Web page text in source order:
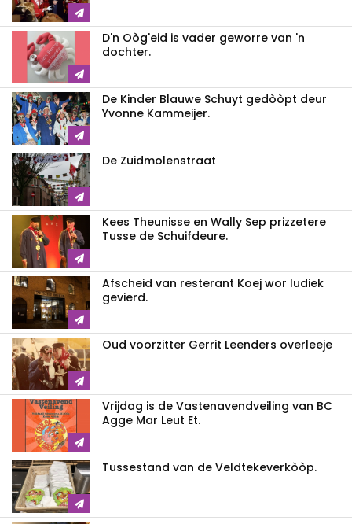
D'n Oòg'eid is vader geworre van 'n
dochter.
De Kinder Blauwe Schuyt gedòòpt deur
Yvonne Kammeijer.
De Zuidmolenstraat
Kees Theunisse en Wally Sep prizzetere
Tusse de Schuifdeure.
Afscheid van resterant Koej wor ludiek
gevierd.
Oud voorzitter Gerrit Leenders overleeje
Vrijdag is de Vastenavendveiling van BC
Agge Mar Leut Et.
Tussestand van de Veldtekeverkòòp.